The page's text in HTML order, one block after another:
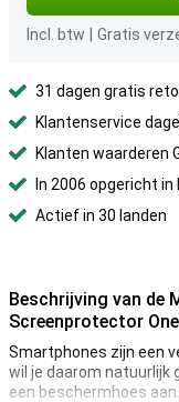
Incl. btw Gratis
31 dagen gratis
Klantenservice
Klanten waarderen
In 2006 opgericht in
Actief in 30 landen
Beschrijving van de
Screenprotector
Smartphones zijn een
wil je daarom natuurlijk
een beschermhoes